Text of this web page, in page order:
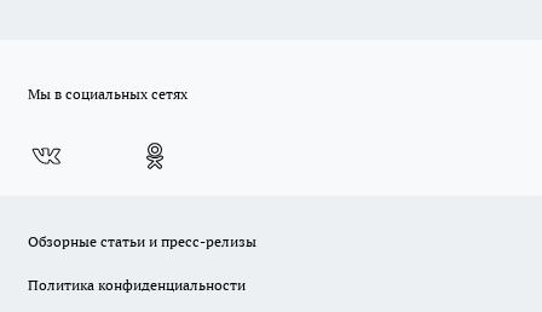
Мы в социальных сетях
Обзорные статьи и пресс-релизы
Политика конфиденциальности